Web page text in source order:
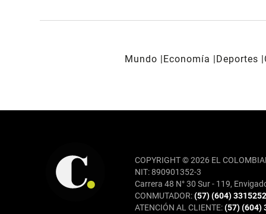
Mundo Economía Deportes
COPYRIGHT © 2026 EL
NIT: 890901352-3
Carrera 48 N° 30 Sur - 119,
CONMUTADOR:(57) (604) 3315252
ATENCIÓN AL CLIENTE:(57) (604)